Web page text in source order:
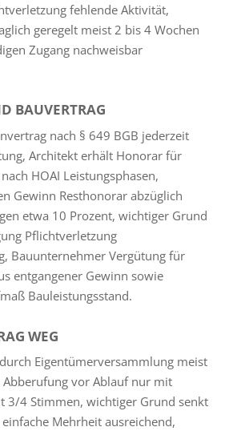
fehlende Aktivität,
geregelt meist 2 bis 4 Wochen
Zugang nachweisbar
BAUVERTRAG
nach § 649 BGB jederzeit
Architekt erhält Honorar für
HOAI Leistungsphasen,
Gewinn Resthonorar abzüglich
etwa 10 Prozent, wichtiger Grund
Pflichtverletzung
Bauunternehmer Vergütung für
entgangener Gewinn sowie
Bauleistungsstand.
WEG
Eigentümerversammlung meist
Abberufung vor Ablauf nur mit
3/4 Stimmen, wichtiger Grund senkt
Mehrheit ausreichend,